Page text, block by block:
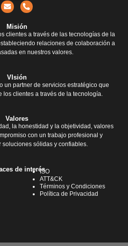
Misión
clientes a través de las tecnologías de la
relaciones de colaboración a
en nuestros valores.
VIsión
un partner de servicios estratégico que
los clientes a través de la tecnología.
Valores
la honestidad y la objetividad, valores
con un trabajo profesional y
soluciones sólidas y confiables.
de interésISO
ATT&CK
Términos y Condiciones
Política de Privacidad